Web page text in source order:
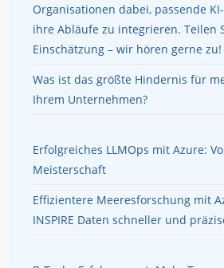
Organisationen dabei, passende
ihre Abläufe zu integrieren. Teilen
Einschätzung – wir hören gerne zu!
Was ist das größte Hindernis für
Ihrem Unternehmen?
Erfolgreiches LLMOps mit Azure:
Meisterschaft
Effizientere Meeresforschung mit
INSPIRE Daten schneller und